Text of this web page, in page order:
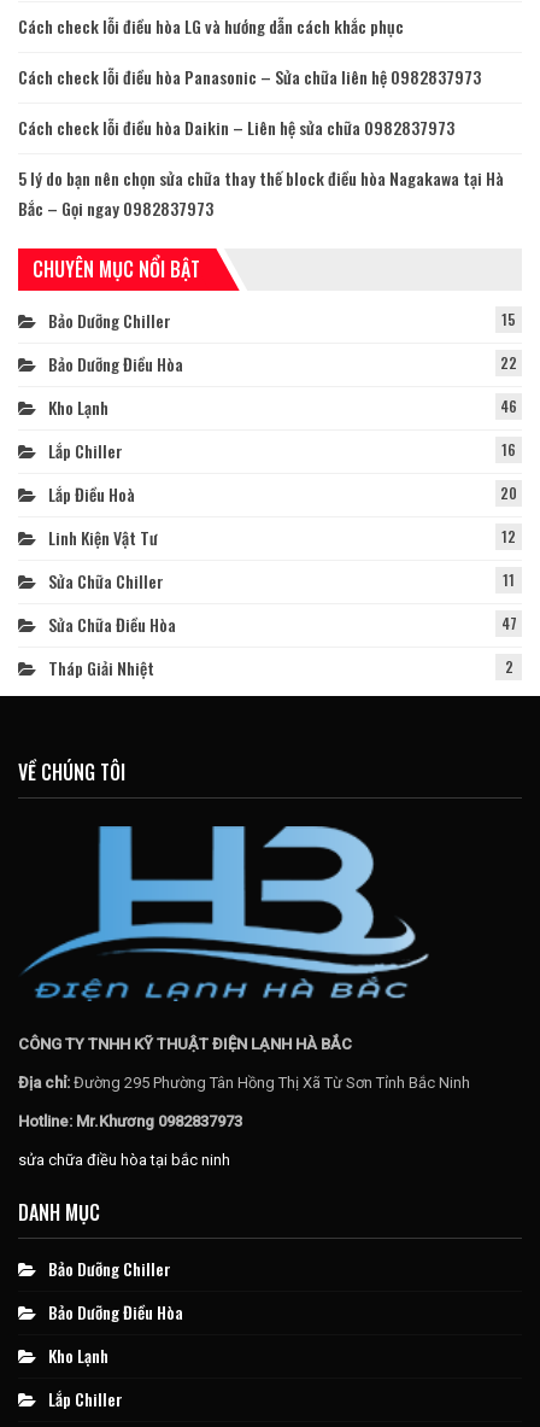
Cách check lỗi điều hòa LG và hướng dẫn cách khắc phục
Cách check lỗi điều hòa Panasonic – Sửa chữa liên hệ 0982837973
Cách check lỗi điều hòa Daikin – Liên hệ sửa chữa 0982837973
5 lý do bạn nên chọn sửa chữa thay thế block điều hòa Nagakawa tại Hà
Bắc – Gọi ngay 0982837973
CHUYÊN MỤC NỔI BẬT
Bảo Dưỡng Chiller 15
Bảo Dưỡng Điều Hòa 22
Kho Lạnh 46
Lắp Chiller 16
Lắp Điều Hoà 20
Linh Kiện Vật Tư 12
Sửa Chữa Chiller 11
Sửa Chữa Điều Hòa 47
Tháp Giải Nhiệt 2
VỀ CHÚNG TÔI
CÔNG TY TNHH KỸ THUẬT ĐIỆN LẠNH HÀ BẮC
Địa chỉ: Đường 295 Phường Tân Hồng Thị Xã Từ Sơn Tỉnh Bắc Ninh
Hotline: Mr.Khương 0982837973
sửa chữa điều hòa tại bắc ninh
DANH MỤC
Bảo Dưỡng Chiller
Bảo Dưỡng Điều Hòa
Kho Lạnh
Lắp Chiller